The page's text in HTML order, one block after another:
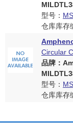
型号：
仓库库存
Circular
品牌：
型号：
仓库库存